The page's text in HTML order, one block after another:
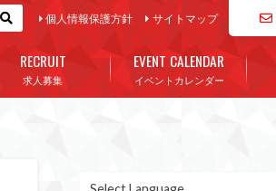
個人情報保護方針 サイトマップ
求人募集
RECRUIT
イベントカレンダー
EVENT CALENDAR